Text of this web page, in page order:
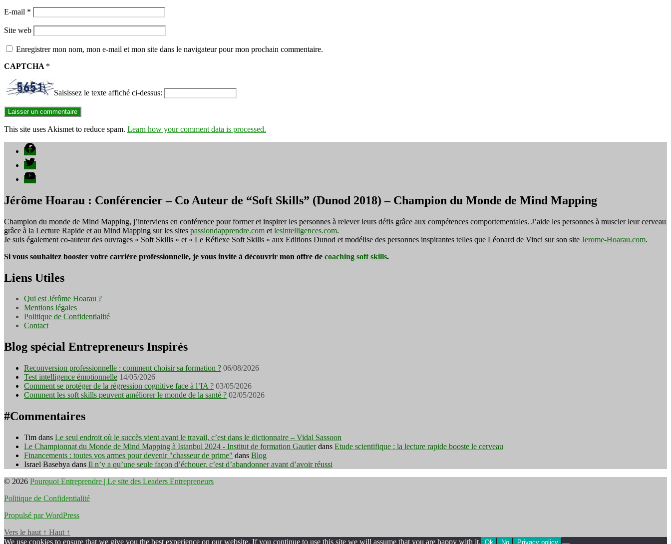
E-mail *
Site web
Enregistrer mon nom, mon e-mail et mon site dans le navigateur pour mon prochain commentaire.
CAPTCHA *
Saisissez le texte affiché ci-dessus:
This site uses Akismet to reduce spam. Learn how your comment data is processed.
Facebook
Twitter
YouTube
Jérôme Hoarau : Conférencier – Co Auteur de “Soft Skills” (Dunod 2018) – Champion du Monde de Mind Mapping
Champion du monde de Mind Mapping, j’interviens en conférence pour former et inspirer les personnes à relever leurs défis grâce aux compétences comportementales. J’aide les personnes à muscler leur cerveau
grâce à la Lecture Rapide et au Mind Mapping sur les sites passiondapprendre.com et lesintelligences.com.
Je suis également co-auteur des ouvrages « Soft Skills » et « Le Réflexe Soft Skills » aux Editions Dunod et modélise des personnes inspirantes telles que Léonard de Vinci sur son site Jerome-Hoarau.com.
Si vous souhaitez booster votre carrière professionnelle, je vous invite à découvrir mon offre de coaching soft skills.
Liens Utiles
Qui est Jérôme Hoarau ?
Mentions légales
Politique de Confidentialité
Contact
Blog spécial Entrepreneurs Inspirés
Reconversion professionnelle : comment choisir sa formation ? 06/08/2026
Test intelligence émotionnelle 14/05/2026
Comment se protéger de la régression cognitive face à l’IA ? 03/05/2026
Comment les soft skills peuvent améliorer le monde de la santé ? 02/05/2026
#Commentaires
Tim dans Le seul endroit où le succès vient avant le travail, c’est dans le dictionnaire – Vidal Sassoon
Le Championnat du Monde de Mind Mapping à Istanbul 2024 - Institut de formation Gautierdans Etude scientifique : la lecture rapide booste le cerveau
Financements : toutes vos armes pour devenir "chasseur de prime" dans Blog
Israel Basebya dans Il n’y a qu’une seule façon d’échouer, c’est d’abandonner avant d’avoir réussi
© 2026 Pourquoi Entreprendre | Le site des Leaders Entrepreneurs
Politique de Confidentialité
Propulsé par WordPress
Vers le haut ↑ Haut ↑
We use cookies to ensure that we give you the best experience on our website. If you continue to use this site we will assume that you are happy with it. Ok No Privacy policy